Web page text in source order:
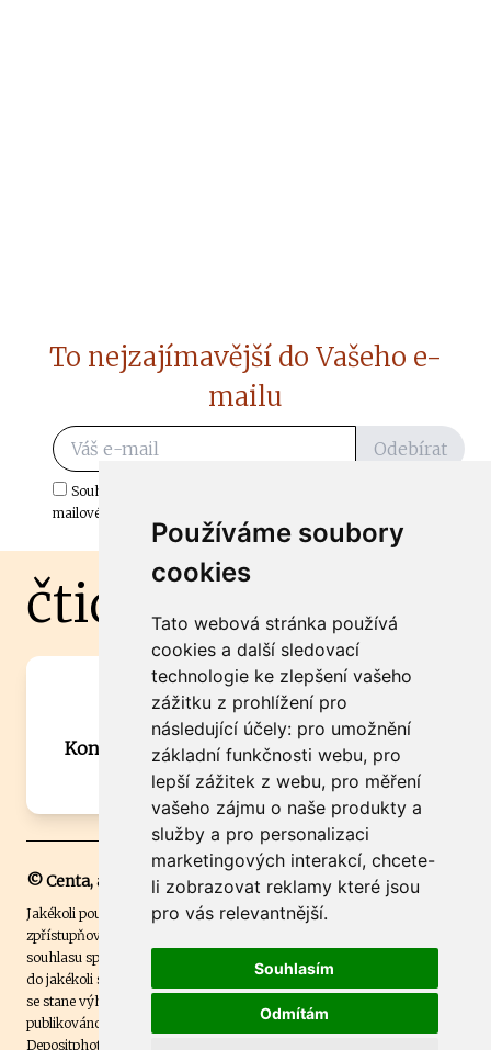
Používáme soubory
cookies
Tato webová stránka používá
cookies a další sledovací
technologie ke zlepšení vašeho
zážitku z prohlížení pro
následující účely: pro umožnění
základní funkčnosti webu, pro
lepší zážitek z webu, pro měření
vašeho zájmu o naše produkty a
služby a pro personalizaci
marketingových interakcí, chcete-
li zobrazovat reklamy které jsou
pro vás relevantnější.
Souhlasím
Odmítám
To nejzajímavější do Vašeho e-
mailu
Odebírat
Souhlasím s odběrem důležitých zpráv ze ČtiDoma.cz do mé e-
mailové schránky.
čtidoma.cz
Máte zajímavou informaci? Chcete
spolupracovat?
Kontaktujte šéfredaktora Martina Chalupu:
chalupa@ctidoma.cz
© Centa, a.s.
Jakékoli použití obsahu včetně převzetí, šíření či dalšího užití a
zpřístupňování textových či obrazových materiálů bez písemného
souhlasu společnosti Centa,a.s. je zakázáno. Čtenář svým přihlášením
do jakékoli soutěže na našem webu dává souhlas s tím, že v případě, že
se stane výhercem této soutěže, může být jeho jméno na webu
publikováno. Centa, a.s. využívala licenci ČTK a využívá fotografie z
Depositphotos